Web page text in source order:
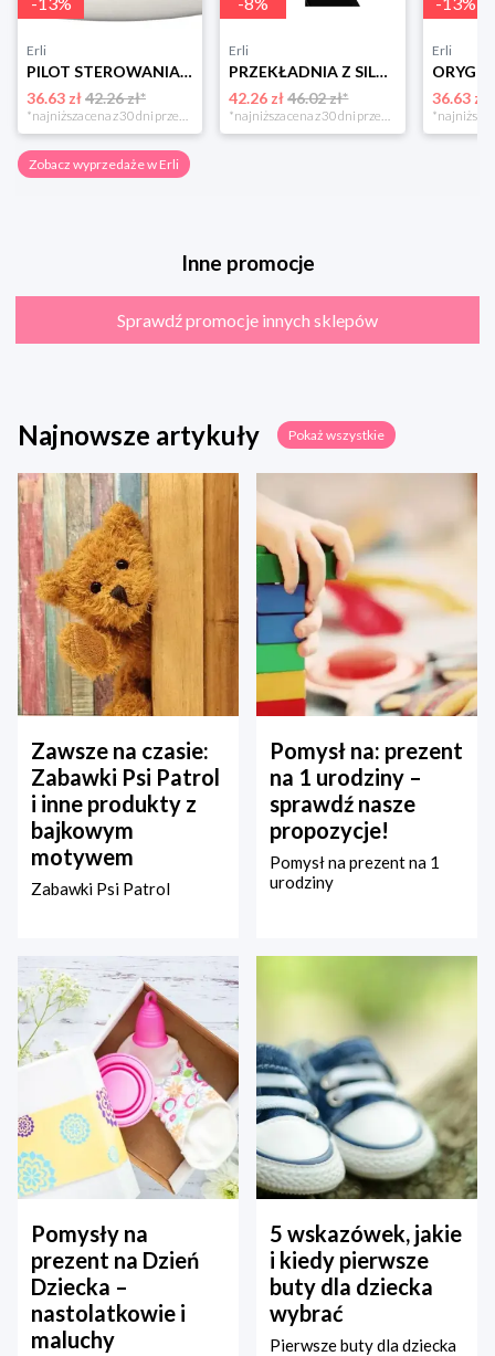
Erli
PILOT STEROWANIA 2.4G DO AUT AUTA NA AKUMULATOR Kontroler JR TYP 2
36.63 zł42.26 zł*
Erli
PRZEKŁADNIA Z SILNIKIEM 12V/20000rpm/45W Silnik Napęd do auta na akumulator
42.26 zł 46.02 zł*
Erli
36.63 zł
Zobacz wyprzedaże w Erli
Inne promocje
Sprawdź promocje innych sklepów
Najnowsze artykuły Pokaż wszystkie
Zawsze na czasie:
Zabawki Psi Patrol
i inne produkty z
bajkowym
motywem
Zabawki Psi Patrol
Pomysł na: prezent
na 1 urodziny –
sprawdź nasze
propozycje!
Pomysł na prezent na 1
urodziny
Pomysły na
prezent na Dzień
Dziecka –
nastolatkowie i
maluchy
5 wskazówek, jakie
i kiedy pierwsze
buty dla dziecka
wybrać
Pierwsze buty dla dziecka